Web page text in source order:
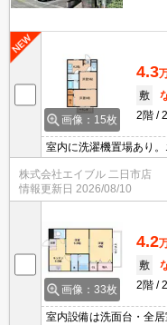
画像：15枚
4.3
敷
2階
室内に洗濯機置場あり
ーホン付き。
株式会社エイブル 二日市店
情報更新日 2026/08/10
画像：33枚
4.2
敷
2階
室内設備は洗面台・全